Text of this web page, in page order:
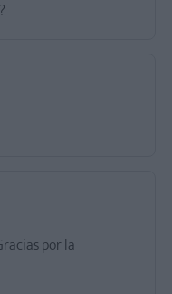
por la